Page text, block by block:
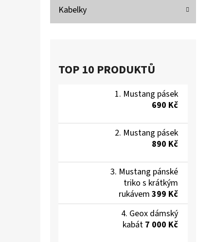
Kabelky
TOP 10 PRODUKTŮ
Mustang pásek
690 Kč
Mustang pásek
890 Kč
Mustang pánské
triko s krátkým
rukávem 399 Kč
Geox dámský
kabát 7 000 Kč